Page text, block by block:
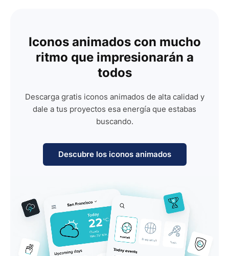
Iconos animados con mucho
ritmo que impresionarán a
todos
Descarga gratis iconos animados de alta calidad y
dale a tus proyectos esa energía que estabas
buscando.
Descubre los iconos animados